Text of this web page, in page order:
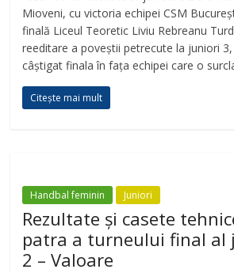
Mioveni, cu victoria echipei CSM
finală Liceul Teoretic Liviu Rebreanu
reeditare a poveștii petrecute la juniori
câștigat finala în fața echipei care o
Citește mai mult
Handbal feminin Juniori
Rezultate și casete
patra a turneului final al
2 – Valoare